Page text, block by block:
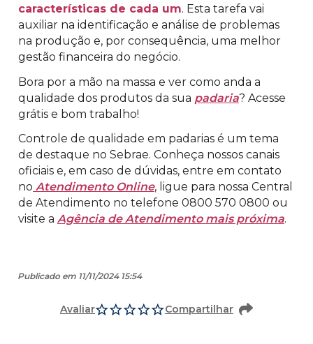
características de cada um. Esta tarefa vai
auxiliar na identificação e análise de problemas
na produção e, por consequência, uma melhor
gestão financeira do negócio.
Bora por a mão na massa e ver como anda a
qualidade dos produtos da sua padaria? Acesse
grátis e bom trabalho!
Controle de qualidade em padarias é um tema
de destaque no Sebrae. Conheça nossos canais
oficiais e, em caso de dúvidas, entre em contato
no Atendimento Online, ligue para nossa Central
de Atendimento no telefone 0800 570 0800 ou
visite a Agência de Atendimento mais próxima.
Publicado em 11/11/2024 15:54
Avaliar Compartilhar